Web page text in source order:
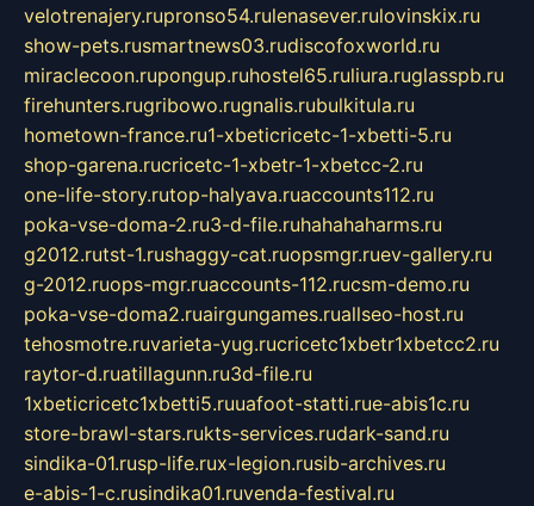
velotrenajery.rupronso54.rulenasever.rulovinskix.ru
show-pets.rusmartnews03.rudiscofoxworld.ru
miraclecoon.rupongup.ruhostel65.ruliura.ruglasspb.ru
firehunters.rugribowo.rugnalis.rubulkitula.ru
hometown-france.ru1-xbeticricetc-1-xbetti-5.ru
shop-garena.rucricetc-1-xbetr-1-xbetcc-2.ru
one-life-story.rutop-halyava.ruaccounts112.ru
poka-vse-doma-2.ru3-d-file.ruhahahaharms.ru
g2012.rutst-1.rushaggy-cat.ruopsmgr.ruev-gallery.ru
g-2012.ruops-mgr.ruaccounts-112.rucsm-demo.ru
poka-vse-doma2.ruairgungames.ruallseo-host.ru
tehosmotre.ruvarieta-yug.rucricetc1xbetr1xbetcc2.ru
raytor-d.ruatillagunn.ru3d-file.ru
1xbeticricetc1xbetti5.ruuafoot-statti.rue-abis1c.ru
store-brawl-stars.rukts-services.rudark-sand.ru
sindika-01.rusp-life.rux-legion.rusib-archives.ru
e-abis-1-c.rusindika01.ruvenda-festival.ru